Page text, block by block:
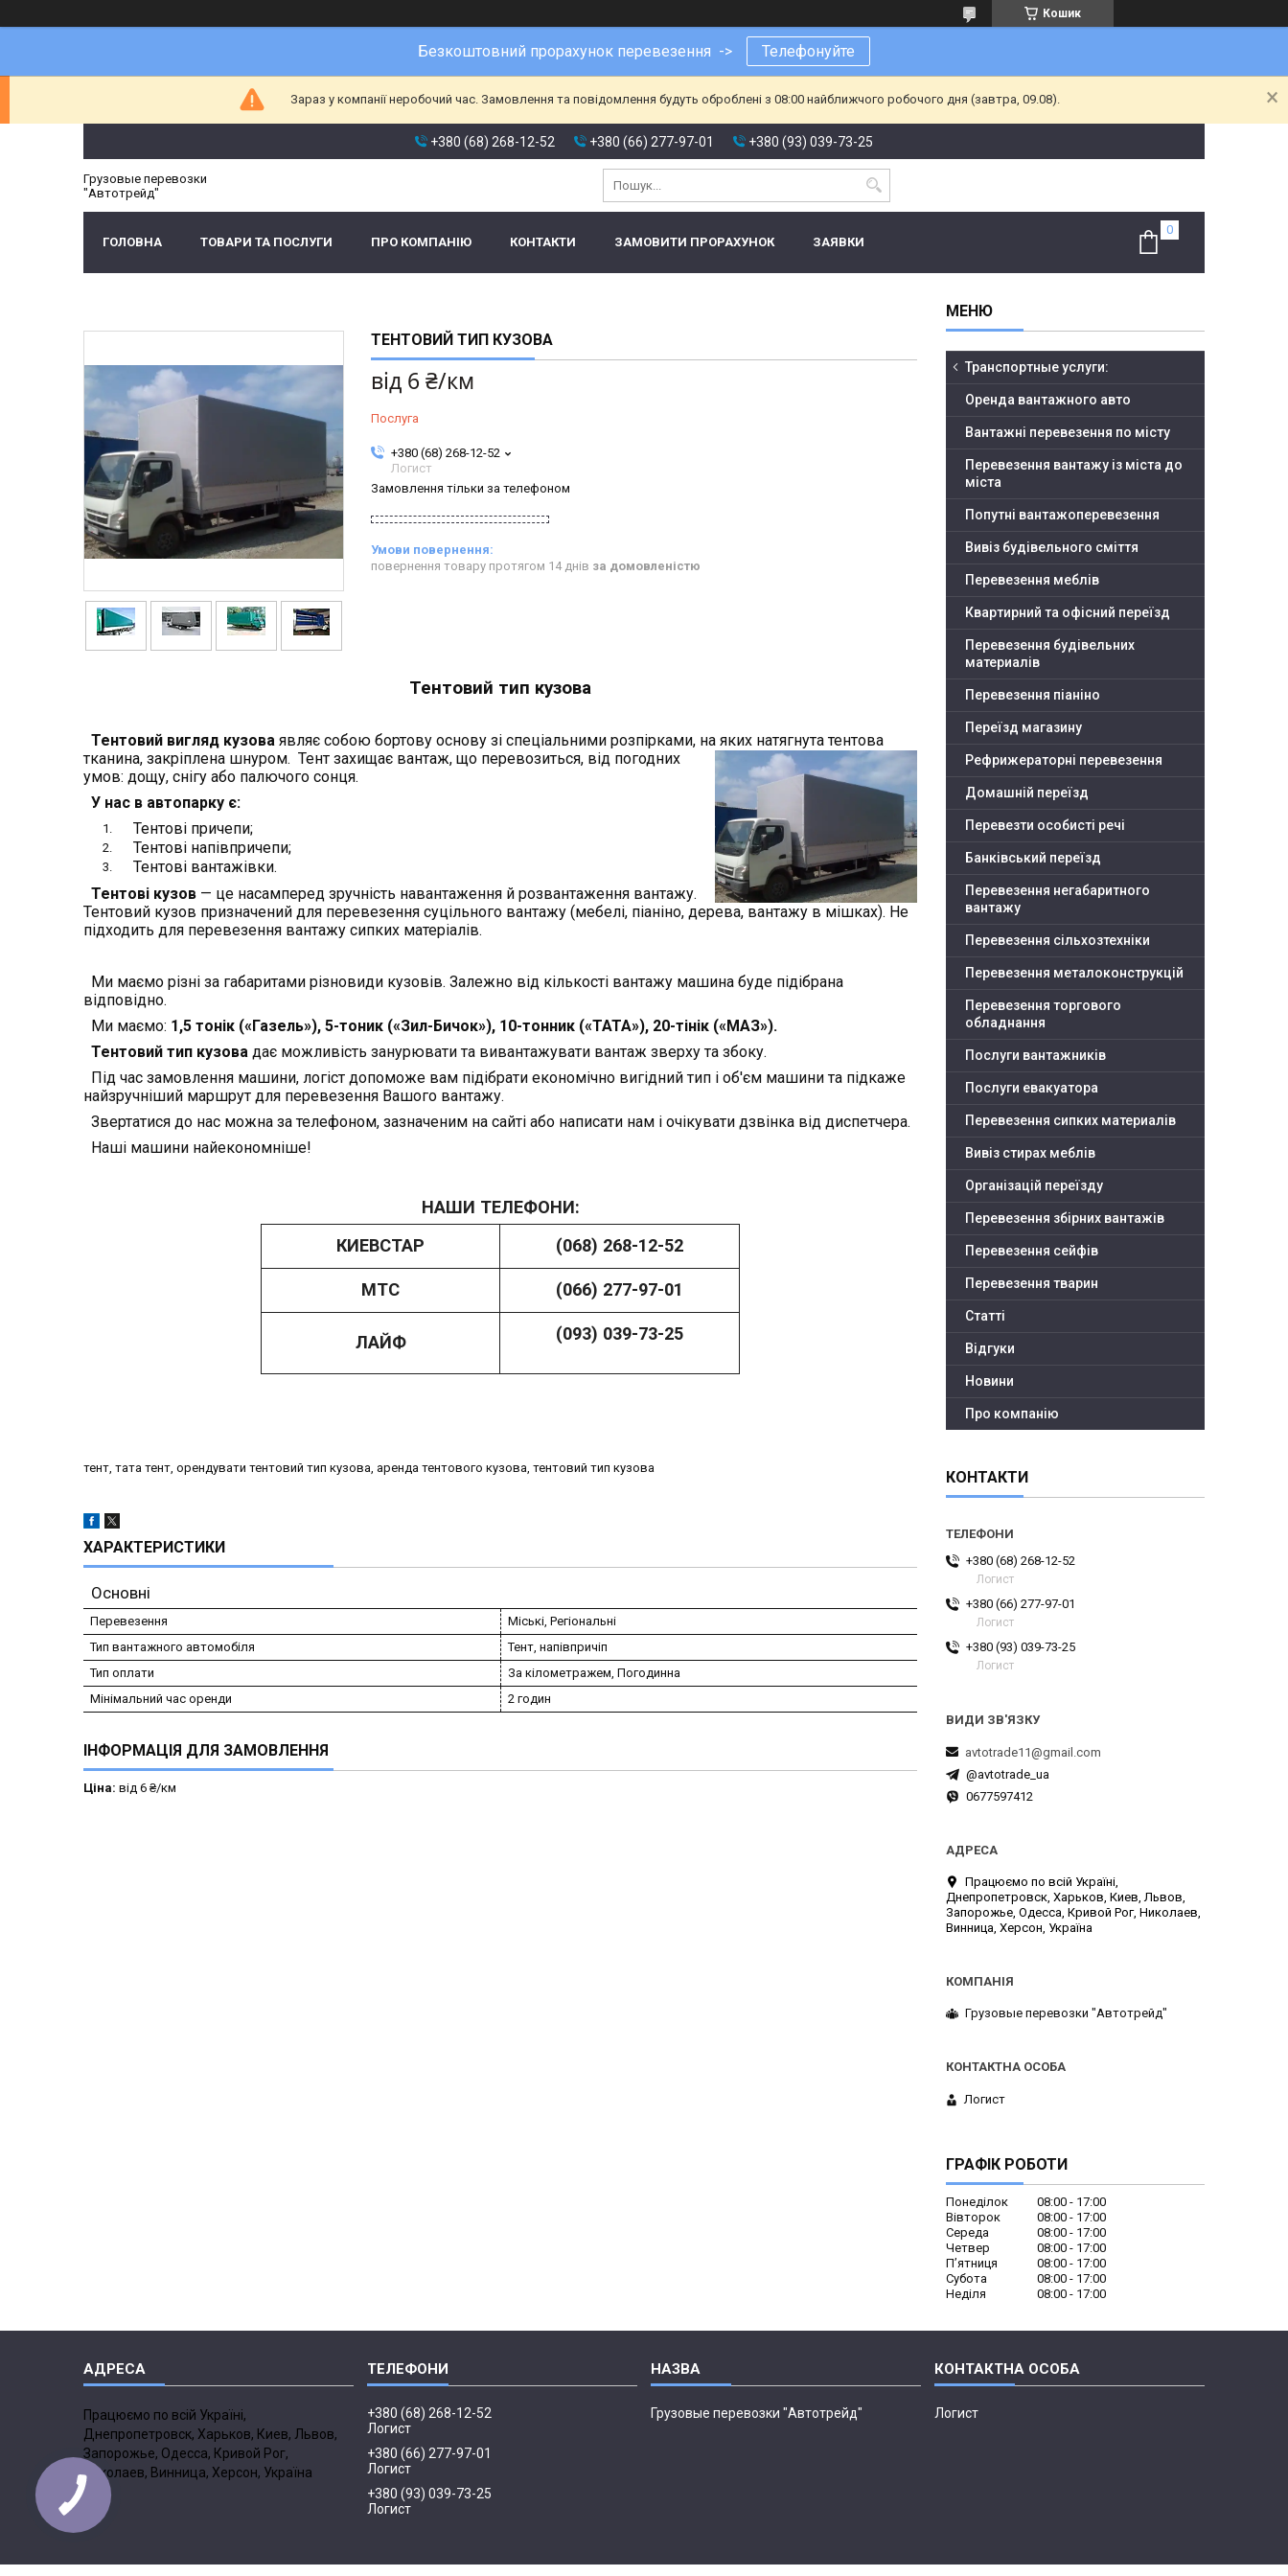
Кошик
Безкоштовний прорахунок перевезення -> Телефонуйте
Зараз у компанії неробочий час. Замовлення та повідомлення будуть оброблені з 08:00 найближчого робочого дня (завтра, 09.08).
+380 (68) 268-12-52 +380 (66) 277-97-01 +380 (93) 039-73-25
Грузовые перевозки
"Автотрейд"
ГОЛОВНА ТОВАРИ ТА ПОСЛУГИ ПРО КОМПАНІЮ КОНТАКТИ ЗАМОВИТИ ПРОРАХУНОК ЗАЯВКИ
ТЕНТОВИЙ ТИП КУЗОВА
від 6 ₴/км
Послуга
+380 (68) 268-12-52
Логист
Замовлення тільки за телефоном
повернення товару протягом 14 днів за домовленістю
Тентовий тип кузова
Тентовий вигляд кузова являє собою бортову основу зі спеціальними розпірками, на яких натягнута тентова
тканина, закріплена шнуром. Тент захищає вантаж, що перевозиться, від погодних
умов: дощу, снігу або палючого сонця.
У нас в автопарку є:
Тентові причепи;
Тентові напівпричепи;
Тентові вантажівки.
Тентові кузов — це насамперед зручність навантаження й розвантаження вантажу.
Тентовий кузов призначений для перевезення суцільного вантажу (мебелі, піаніно, дерева, вантажу в мішках). Не
підходить для перевезення вантажу сипких матеріалів.
Ми маємо різні за габаритами різновиди кузовів. Залежно від кількості вантажу машина буде підібрана
відповідно.
Ми маємо: 1,5 тонік («Газель»), 5-тоник («Зил-Бичок»), 10-тонник («ТАТА»), 20-тінік («МАЗ»).
Тентовий тип кузова дає можливість занурювати та вивантажувати вантаж зверху та збоку.
Під час замовлення машини, логіст допоможе вам підібрати економічно вигідний тип і об'єм машини та підкаже
найзручніший маршрут для перевезення Вашого вантажу.
Звертатися до нас можна за телефоном, зазначеним на сайті або написати нам і очікувати дзвінка від диспетчера.
Наші машини найекономніше!
НАШИ ТЕЛЕФОНИ:
КИЕВСТАР
(068) 268-12-52
МТС (066) 277-97-01
ЛАЙФ (093) 039-73-25
тент, тата тент, орендувати тентовий тип кузова, аренда тентового кузова, тентовий тип кузова
ХАРАКТЕРИСТИКИ
Основні
Перевезення
Міські, Регіональні
Тип вантажного автомобіля
Тент, напівпричіп
Тип оплати
За кілометражем, Погодинна
Мінімальний час оренди
2 годин
ІНФОРМАЦІЯ ДЛЯ ЗАМОВЛЕННЯ
Ціна: від 6 ₴/км
Транспортные услуги:
Оренда вантажного авто
Вантажні перевезення по місту
Перевезення вантажу із міста до
міста
Попутні вантажоперевезення
Вивіз будівельного сміття
Перевезення меблів
Квартирний та офісний переїзд
Перевезення будівельних
материалів
Перевезення піаніно
Переїзд магазину
Рефрижераторні перевезення
Домашній переїзд
Перевезти особисті речі
Банківський переїзд
Перевезення негабаритного
вантажу
Перевезення сільхозтехніки
Перевезення металоконструкцій
Перевезення торгового
обладнання
Послуги вантажників
Послуги евакуатора
Перевезення сипких материалів
Вивіз стирах меблів
Організацій переїзду
Перевезення збірних вантажів
Перевезення сейфів
Перевезення тварин
Статті
Відгуки
Новини
Про компанію
КОНТАКТИ
+380 (68) 268-12-52
Логист
+380 (66) 277-97-01
Логист
+380 (93) 039-73-25
Логист
avtotrade11@gmail.com
@avtotrade_ua
0677597412
Працюємо по всій Україні,
Днепропетровск, Харьков, Киев, Львов,
Запорожье, Одесса, Кривой Рог, Николаев,
Винница, Херсон, Україна
Грузовые перевозки "Автотрейд"
Логист
ГРАФІК РОБОТИ
Понеділок 08:00
17:00
Вівторок
08:00
17:00
Середа
08:00
17:00
Четвер
08:00
17:00
Пʼятниця
08:00
17:00
Субота
08:00
17:00
Неділя
08:00 17:00
Працюємо по всій Україні,
Днепропетровск, Харьков, Киев, Львов,
Запорожье, Одесса, Кривой Рог,
Николаев, Винница, Херсон, Україна
+380 (68) 268-12-52
Логист
+380 (66) 277-97-01
Логист
+380 (93) 039-73-25
Логист
Грузовые перевозки "Автотрейд" Логист